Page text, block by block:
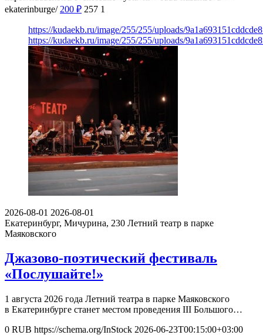
ekaterinburge/ 200 ₽ 257 1
https://kudaekb.ru/image/255/255/uploads/
https://kudaekb.ru/image/255/255/uploads/
2026-08-01 2026-08-01
Екатеринбург, Мичурина, 230 Летний театр в парке
Маяковского
Джазово-поэтический фестиваль
«Послушайте!»
1 августа 2026 года Летний театра в парке Маяковского
в Екатеринбурге станет местом проведения III Большого…
0 RUB https://schema.org/InStock 2026-06-23T00:15:00+03:00